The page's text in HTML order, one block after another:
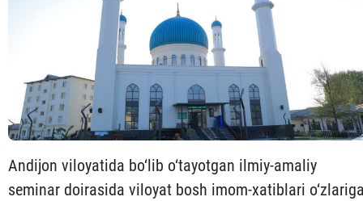
Andijon viloyatida bo‘lib o‘tayotgan ilmiy-amaliy
seminar doirasida viloyat bosh imom-xatiblari